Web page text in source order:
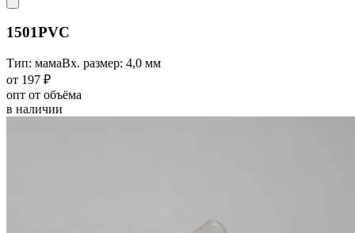
1501PVC
Тип: мамаВх. размер: 4,0 мм
от 197 ₽
опт от объёма
в наличии